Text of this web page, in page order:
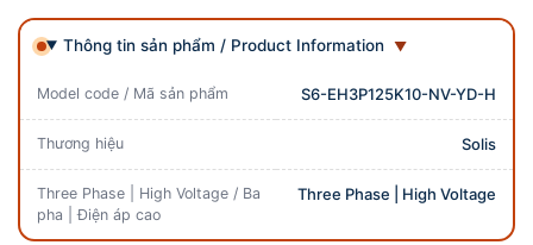
Thông tin sản phẩm / Product Information
Model code / Mã sản phẩm S6-EH3P125K10-NV-YD-H
Thương hiệu Solis
Three Phase | High Voltage / Ba
pha | Điện áp cao
Three Phase | High Voltage